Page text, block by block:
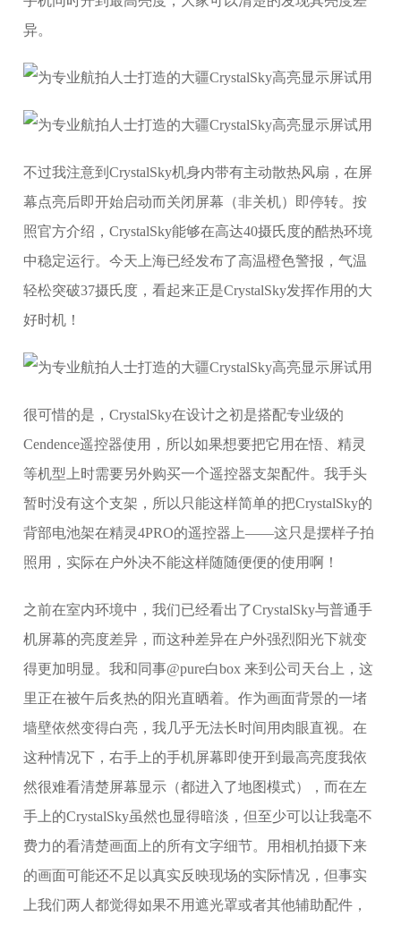
异。
不过我注意到CrystalSky机身内带有主动散热风扇，在屏
幕点亮后即开始启动而关闭屏幕（非关机）即停转。按
照官方介绍，CrystalSky能够在高达40摄氏度的酷热环境
中稳定运行。今天上海已经发布了高温橙色警报，气温
轻松突破37摄氏度，看起来正是CrystalSky发挥作用的大
好时机！
很可惜的是，CrystalSky在设计之初是搭配专业级的
Cendence遥控器使用，所以如果想要把它用在悟、精灵
等机型上时需要另外购买一个遥控器支架配件。我手头
暂时没有这个支架，所以只能这样简单的把CrystalSky的
背部电池架在精灵4PRO的遥控器上——这只是摆样子拍
照用，实际在户外决不能这样随随便便的使用啊！
之前在室内环境中，我们已经看出了CrystalSky与普通手
机屏幕的亮度差异，而这种差异在户外强烈阳光下就变
得更加明显。我和同事@pure白box 来到公司天台上，这
里正在被午后炙热的阳光直晒着。作为画面背景的一堵
墙壁依然变得白亮，我几乎无法长时间用肉眼直视。在
这种情况下，右手上的手机屏幕即使开到最高亮度我依
然很难看清楚屏幕显示（都进入了地图模式），而在左
手上的CrystalSky虽然也显得暗淡，但至少可以让我毫不
费力的看清楚画面上的所有文字细节。用相机拍摄下来
的画面可能还不足以真实反映现场的实际情况，但事实
上我们两人都觉得如果不用遮光罩或者其他辅助配件，